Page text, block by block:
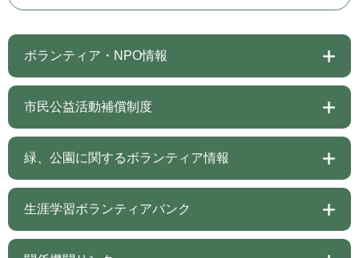
ボランティア・NPO情報
市民公益活動補償制度
緑、公園に関するボランティア情報
生涯学習ボランティアバンク